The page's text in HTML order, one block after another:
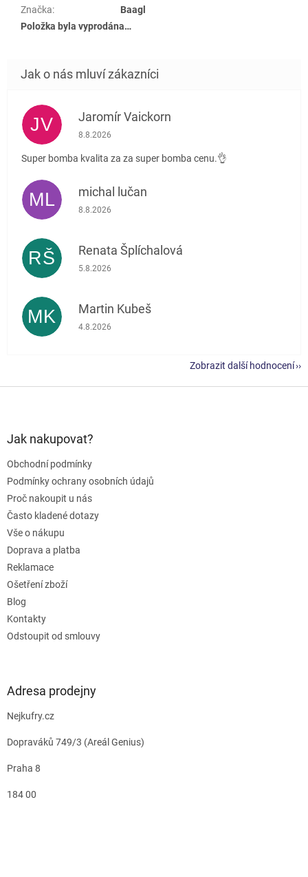
Značka:
Baagl
Položka byla vyprodána…
JV Jaromír Vaickorn
Hodnocení obchodu je 5 z 5 hvězdiček.
8.8.2026
Super bomba kvalita za za super bomba cenu.👌
ML michal lučan
Hodnocení obchodu je 5 z 5 hvězdiček.
8.8.2026
RŠ Renata Šplíchalová
Hodnocení obchodu je 5 z 5 hvězdiček.
5.8.2026
MK Martin Kubeš
Hodnocení obchodu je 5 z 5 hvězdiček.
4.8.2026
Zobrazit další hodnocení
Jak nakupovat?
Obchodní podmínky
Podmínky ochrany osobních údajů
Proč nakoupit u nás
Často kladené dotazy
Vše o nákupu
Doprava a platba
Reklamace
Ošetření zboží
Blog
Kontakty
Odstoupit od smlouvy
Adresa prodejny
Nejkufry.cz
Dopraváků 749/3 (Areál Genius)
Praha 8
184 00